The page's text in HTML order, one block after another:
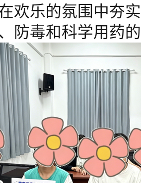
欢乐的氛围中夯
防毒和科学用药